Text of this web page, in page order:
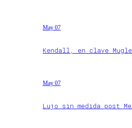
May 07
Kendall, en clave
May 07
Lujo sin medida post